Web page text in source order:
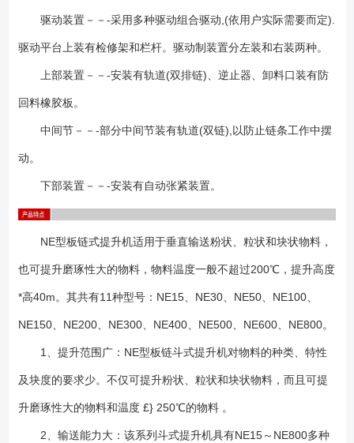
型； 3、设备不局限以上型号，可以非标设计；
驱动装置－－-采用多种驱动组合驱动,(依用户实际需要而定).
驱动平台上装有检修架和栏杆。驱动制装置分左装和右装两种。
上部装置－－-安装有轨道(双排链)、逆止器、卸料口装有防
回料橡胶板。
中间节－－-部分中间节装有轨道(双链),以防止链条工作中摆
动。
下部装置－－-安装有自动张紧装置。
NE型板链式提升机适用于垂直输送粉状、粒状和块状物料，
也可提升磨琢性大的物料，物料温度一般不超过200℃，提升高度
*高40m。其共有11种型号：NE15、NE30、NE50、NE100、
NE150、NE200、NE300、NE400、NE500、NE600、NE800。
1、提升范围广：NE型板链斗式提升机对物料的种类、特性
及块度的要求少。不仅可提升粉状、粒状和块状物料，而且可提
升磨琢性大的物料和温度 £} 250℃的物料 。
2、输送能力大：该系列斗式提升机具有NE15～NE800多种